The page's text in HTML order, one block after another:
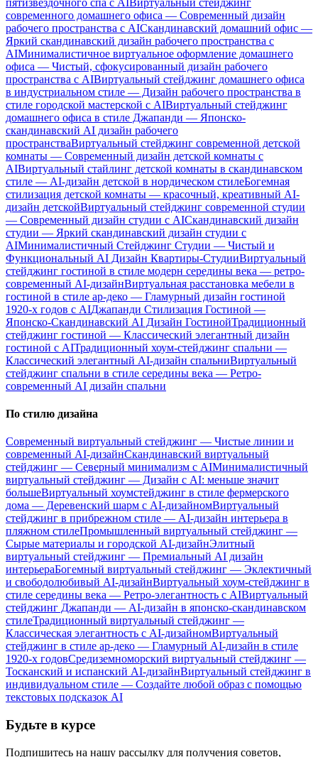
современного домашнего офиса — Современный дизайн
рабочего пространства с AIСкандинавский домашний офис —
Яркий скандинавский дизайн рабочего пространства с
AIМинималистичное виртуальное оформление домашнего
офиса — Чистый, сфокусированный дизайн рабочего
пространства с AIВиртуальный стейджинг домашнего офиса
в индустриальном стиле — Дизайн рабочего пространства в
стиле городской мастерской с AIВиртуальный стейджинг
домашнего офиса в стиле Джапанди — Японско-
скандинавский AI дизайн рабочего
пространстваВиртуальный стейджинг современной детской
комнаты — Современный дизайн детской комнаты с
AIВиртуальный стайлинг детской комнаты в скандинавском
стиле — AI-дизайн детской в нордическом стилеБогемная
стилизация детской комнаты — красочный, креативный AI-
дизайн детскойВиртуальный стейджинг современной студии
— Современный дизайн студии с AIСкандинавский дизайн
студии — Яркий скандинавский дизайн студии с
AIМинималистичный Стейджинг Студии — Чистый и
Функциональный AI Дизайн Квартиры-СтудииВиртуальный
стейджинг гостиной в стиле модерн середины века — ретро-
современный AI-дизайнВиртуальная расстановка мебели в
гостиной в стиле ар-деко — Гламурный дизайн гостиной
1920-х годов с AIДжапанди Стилизация Гостиной —
Японско-Скандинавский AI Дизайн ГостинойТрадиционный
стейджинг гостиной — Классический элегантный дизайн
гостиной с AIТрадиционный хоум-стейджинг спальни —
Классический элегантный AI-дизайн спальниВиртуальный
стейджинг спальни в стиле середины века — Ретро-
современный AI дизайн спальни
По стилю дизайна
Современный виртуальный стейджинг — Чистые линии и
современный AI-дизайнСкандинавский виртуальный
стейджинг — Северный минимализм с AIМинималистичный
виртуальный стейджинг — Дизайн с AI: меньше значит
большеВиртуальный хоумстейджинг в стиле фермерского
дома — Деревенский шарм с AI-дизайномВиртуальный
стейджинг в прибрежном стиле — AI-дизайн интерьера в
пляжном стилеПромышленный виртуальный стейджинг —
Сырые материалы и городской AI-дизайнЭлитный
виртуальный стейджинг — Премиальный AI дизайн
интерьераБогемный виртуальный стейджинг — Эклектичный
и свободолюбивый AI-дизайнВиртуальный хоум-стейджинг в
стиле середины века — Ретро-элегантность с AIВиртуальный
стейджинг Джапанди — AI-дизайн в японско-скандинавском
стилеТрадиционный виртуальный стейджинг —
Классическая элегантность с AI-дизайномВиртуальный
стейджинг в стиле ар-деко — Гламурный AI-дизайн в стиле
1920-х годовСредиземноморский виртуальный стейджинг —
Тосканский и испанский AI-дизайнВиртуальный стейджинг в
индивидуальном стиле — Создайте любой образ с помощью
текстовых подсказок AI
Будьте в курсе
Подпишитесь на нашу рассылку для получения советов,